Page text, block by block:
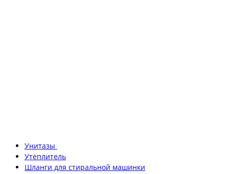
Унитазы
Утеплитель
Шланги для стиральной машинки